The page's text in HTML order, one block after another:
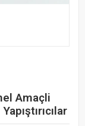
Amaçli